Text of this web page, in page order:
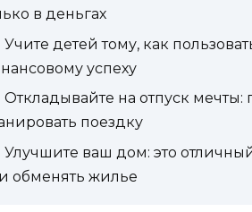
в деньгах
Учите детей тому, как
успеху
Откладывайте на отпуск мечты:
поездку
Улучшите ваш дом: это
обменять жилье